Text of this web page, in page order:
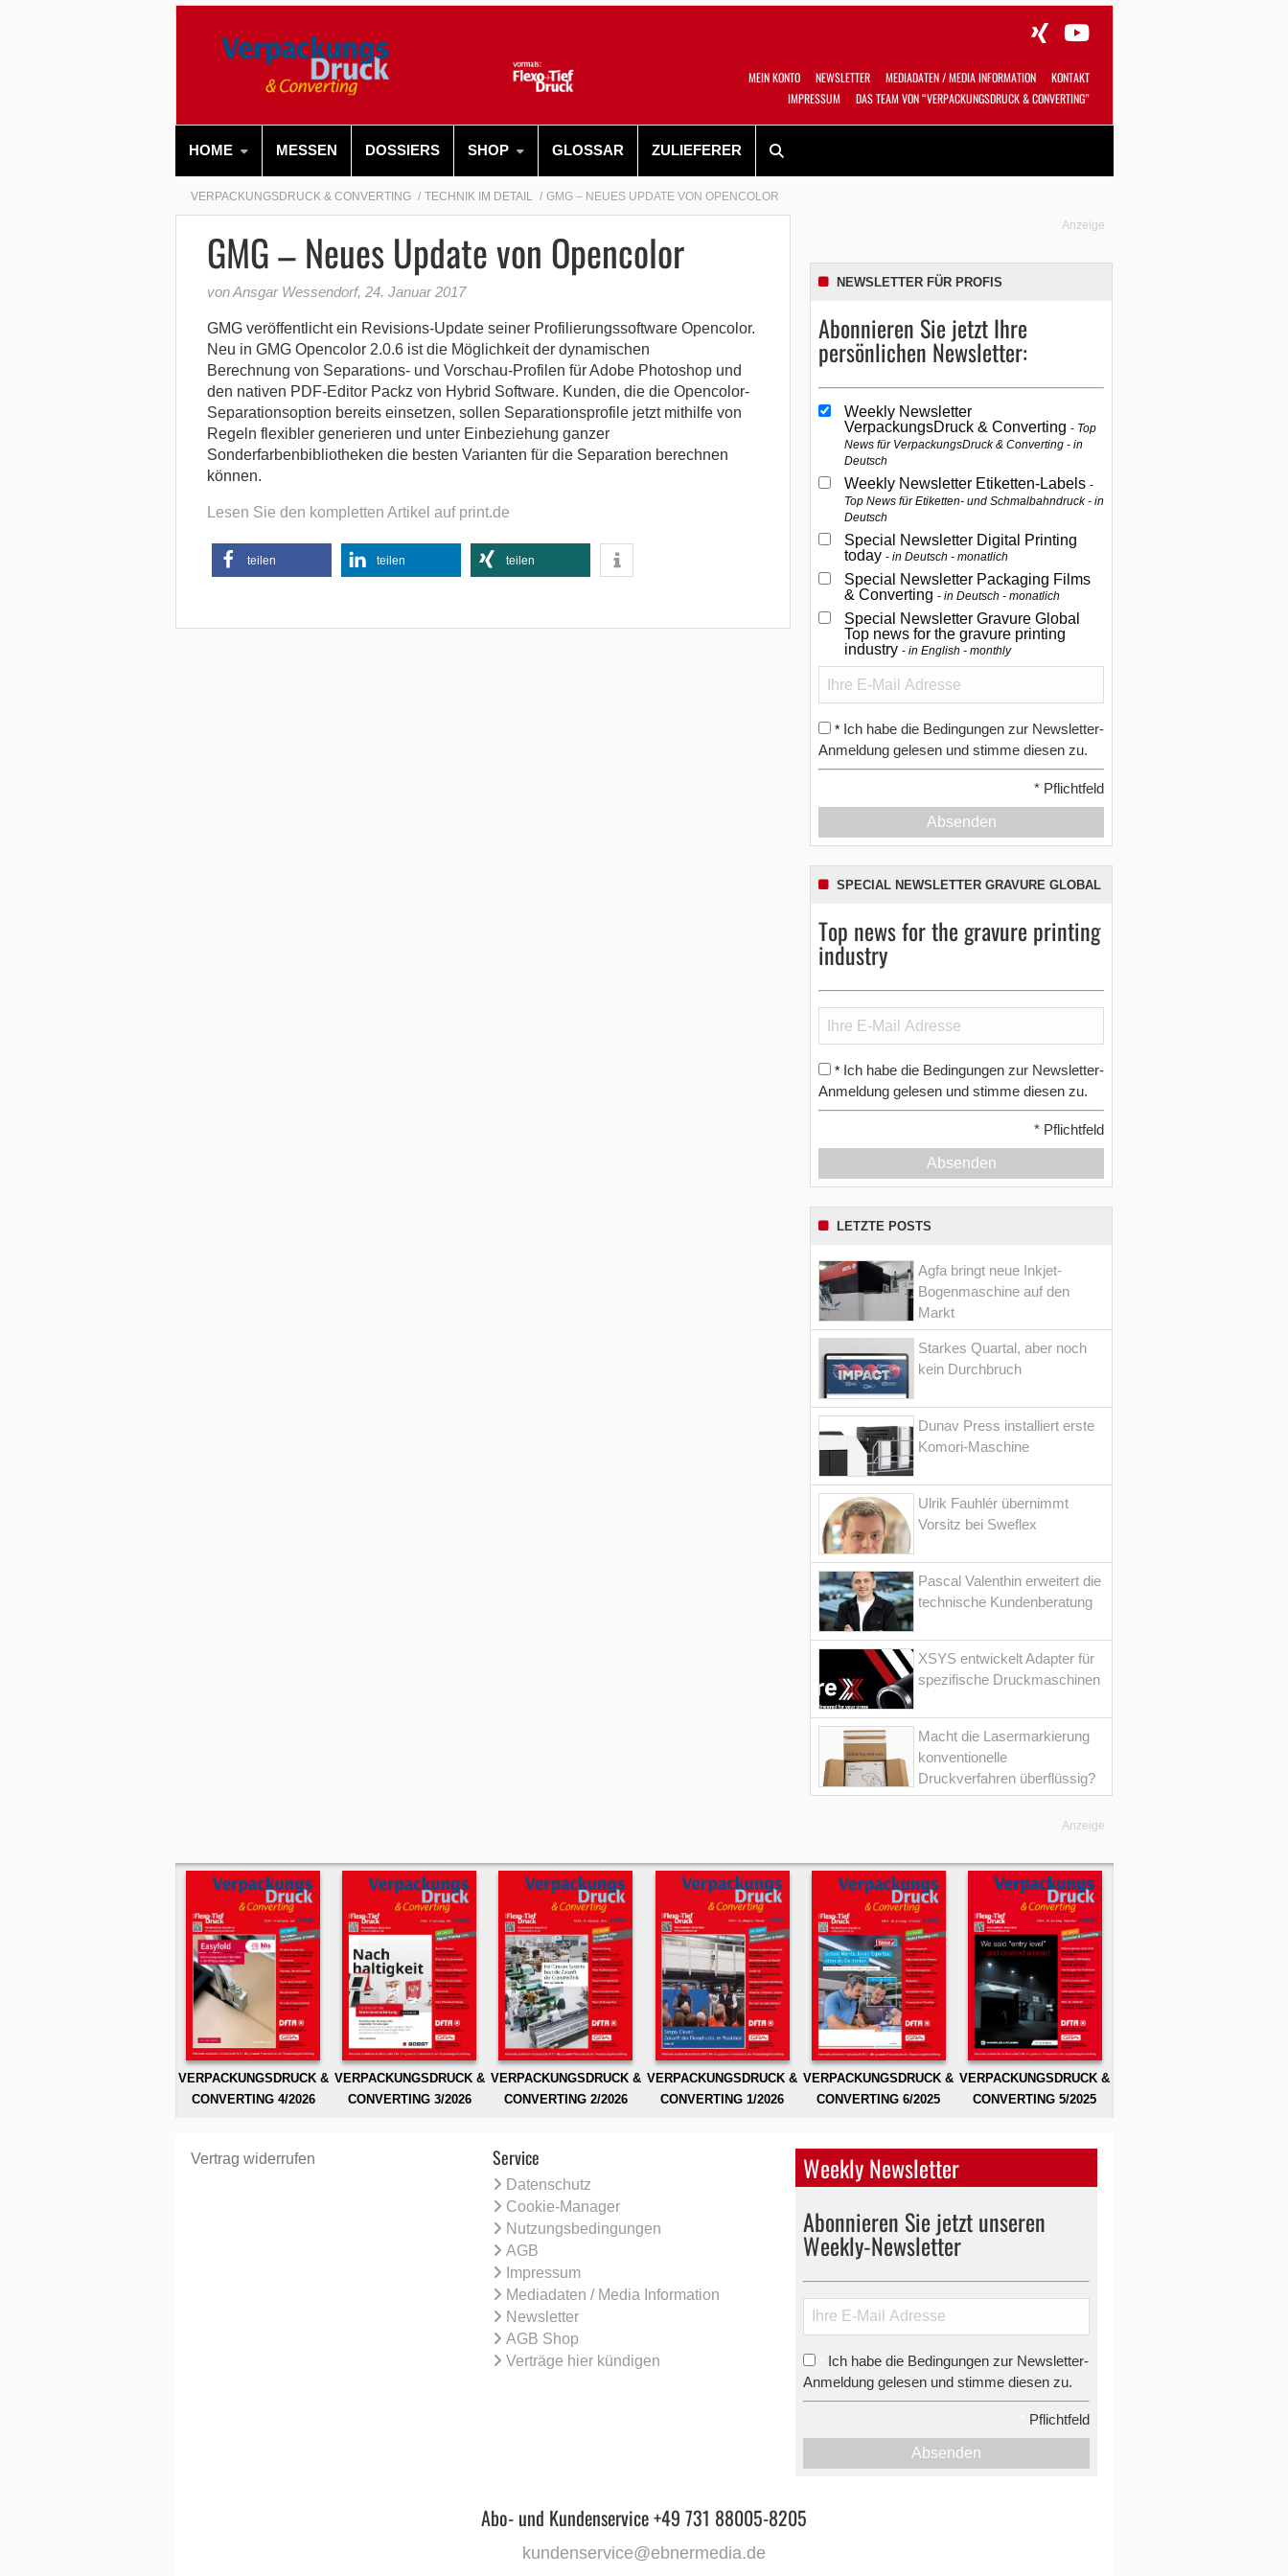
MEIN KONTO NEWSLETTER MEDIADATEN / MEDIA INFORMATION
KONTAKT
IMPRESSUM
DAS TEAM VON “VERPACKUNGSDRUCK & CONVERTING”
HOME MESSEN DOSSIERS SHOP GLOSSAR ZULIEFERER
VERPACKUNGSDRUCK & CONVERTING TECHNIK IM DETAIL GMG – NEUES UPDATE VON OPENCOLOR
GMG – Neues Update von Opencolor
von Ansgar Wessendorf, 24. Januar 2017
GMG veröffentlicht ein Revisions-Update seiner Profilierungssoftware Opencolor.
Neu in GMG Opencolor 2.0.6 ist die Möglichkeit der dynamischen
Berechnung von Separations- und Vorschau-Profilen für Adobe Photoshop und
den nativen PDF-Editor Packz von Hybrid Software. Kunden, die die Opencolor-
Separationsoption bereits einsetzen, sollen Separationsprofile jetzt mithilfe von
Regeln flexibler generieren und unter Einbeziehung ganzer
Sonderfarbenbibliotheken die besten Varianten für die Separation berechnen
können.
Lesen Sie den kompletten Artikel auf print.de
teilen teilen teilen
Anzeige
NEWSLETTER FÜR PROFIS
Abonnieren Sie jetzt Ihre
persönlichen Newsletter:
Weekly Newsletter
VerpackungsDruck & Converting Top
News für VerpackungsDruck & Converting - in
Deutsch
Weekly Newsletter Etiketten-Labels
Top News für Etiketten- und Schmalbahndruck - in
Deutsch
Special Newsletter Digital Printing
today in Deutsch - monatlich
Special Newsletter Packaging Films
& Converting in Deutsch - monatlich
Special Newsletter Gravure Global
Top news for the gravure printing
industry in English - monthly
* Ich habe die Bedingungen zur Newsletter-
Anmeldung gelesen und stimme diesen zu.
* Pflichtfeld
Absenden
SPECIAL NEWSLETTER GRAVURE GLOBAL
Top news for the gravure printing
industry
* Ich habe die Bedingungen zur Newsletter-
Anmeldung gelesen und stimme diesen zu.
* Pflichtfeld
Absenden
LETZTE POSTS
Agfa bringt neue Inkjet-
Bogenmaschine auf den
Markt
Starkes Quartal, aber noch
kein Durchbruch
Dunav Press installiert erste
Komori-Maschine
Ulrik Fauhlér übernimmt
Vorsitz bei Sweflex
Pascal Valenthin erweitert die
technische Kundenberatung
XSYS entwickelt Adapter für
spezifische Druckmaschinen
Macht die Lasermarkierung
konventionelle
Druckverfahren überflüssig?
Anzeige
VERPACKUNGSDRUCK &
CONVERTING 4/2026
VERPACKUNGSDRUCK &
CONVERTING 3/2026
VERPACKUNGSDRUCK &
CONVERTING 2/2026
VERPACKUNGSDRUCK &
CONVERTING 1/2026
VERPACKUNGSDRUCK &
CONVERTING 6/2025
VERPACKUNGSDRUCK &
CONVERTING 5/2025
Vertrag widerrufen Service
Datenschutz
Cookie-Manager
Nutzungsbedingungen
AGB
Impressum
Mediadaten / Media Information
Newsletter
AGB Shop
Verträge hier kündigen
Weekly Newsletter
Abonnieren Sie jetzt unseren
Weekly-Newsletter
Ich habe die Bedingungen zur Newsletter-
Anmeldung gelesen und stimme diesen zu.
Pflichtfeld
Absenden
Abo- und Kundenservice +49 731 88005-8205
kundenservice@ebnermedia.de